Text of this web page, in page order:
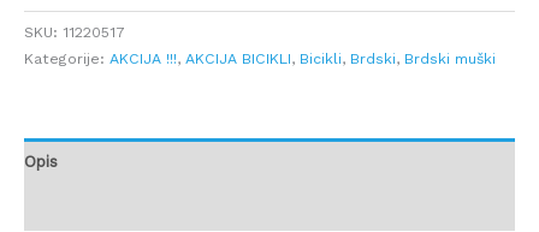
SKU: 11220517
Kategorije: AKCIJA !!!, AKCIJA BICIKLI, Bicikli, Brdski, Brdski muški
Opis